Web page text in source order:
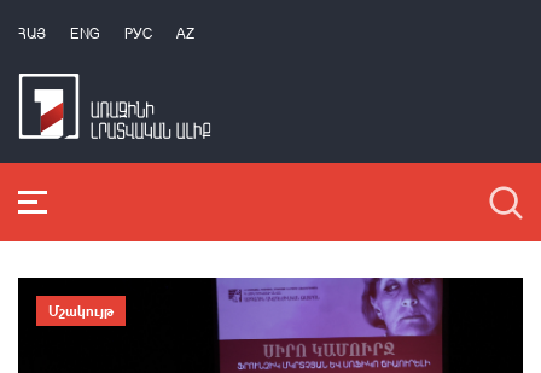
ՀԱՅ ENG РУС AZ
Մշակույթ